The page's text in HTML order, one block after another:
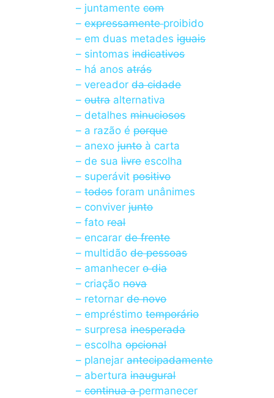
– juntamentecom
–expressamenteproibido
– em duas metadesiguais
– sintomasindicativos
– há anosatrás
– vereadorda cidade
–outraalternativa
– detalhesminuciosos
– a razão éporque
– anexojuntoà carta
– de sualivreescolha
– superávitpositivo
–todosforam unânimes
– conviverjunto
– fatoreal
– encararde frente
– multidãode pessoas
– amanhecero dia
– criaçãonova
– retornarde novo
– empréstimotemporário
– surpresainesperada
– escolhaopcional
– planejarantecipadamente
– aberturainaugural
–continua apermanecer